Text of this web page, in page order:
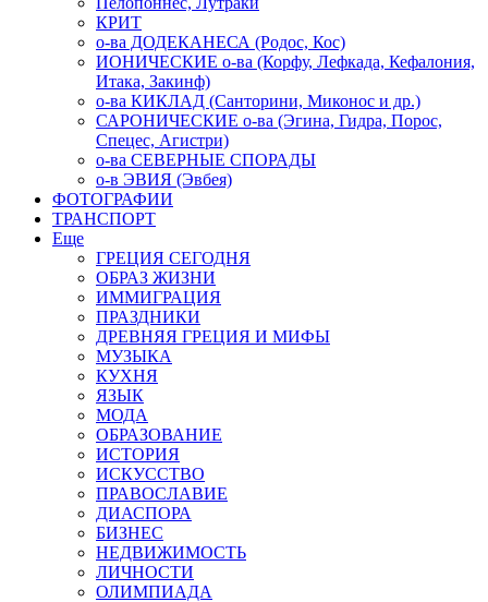
КРИТ
о-ва ДОДЕКАНЕСА (Родос, Кос)
ИОНИЧЕСКИЕ о-ва (Корфу, Лефкада, Кефалония,
Итака, Закинф)
о-ва КИКЛАД (Санторини, Миконос и др.)
САРОНИЧЕСКИЕ о-ва (Эгина, Гидра, Порос,
Спецес, Агистри)
о-ва СЕВЕРНЫЕ СПОРАДЫ
о-в ЭВИЯ (Эвбея)
ФОТОГРАФИИ
ТРАНСПОРТ
Еще
ГРЕЦИЯ СЕГОДНЯ
ОБРАЗ ЖИЗНИ
ИММИГРАЦИЯ
ПРАЗДНИКИ
ДРЕВНЯЯ ГРЕЦИЯ И МИФЫ
МУЗЫКА
КУХНЯ
ЯЗЫК
МОДА
ОБРАЗОВАНИЕ
ИСТОРИЯ
ИСКУССТВО
ПРАВОСЛАВИЕ
ДИАСПОРА
БИЗНЕС
НЕДВИЖИМОСТЬ
ЛИЧНОСТИ
ОЛИМПИАДА